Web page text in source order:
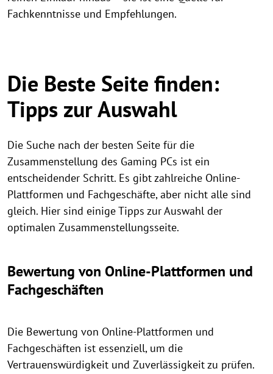
Fachkenntnisse und Empfehlungen.
Die Beste Seite finden:
Tipps zur Auswahl
Die Suche nach der besten Seite für die
Zusammenstellung des Gaming PCs ist ein
entscheidender Schritt. Es gibt zahlreiche Online-
Plattformen und Fachgeschäfte, aber nicht alle sind
gleich. Hier sind einige Tipps zur Auswahl der
optimalen Zusammenstellungsseite.
Bewertung von Online-Plattformen und
Fachgeschäften
Die Bewertung von Online-Plattformen und
Fachgeschäften ist essenziell, um die
Vertrauenswürdigkeit und Zuverlässigkeit zu prüfen.